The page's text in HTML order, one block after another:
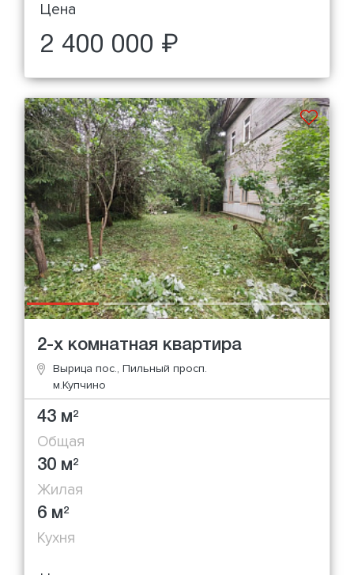
Цена
2 400 000 ₽
2-х комнатная квартира
Вырица пос., Пильный просп.
м.Купчино
43 м2
Общая
30 м2
Жилая
6 м2
Кухня